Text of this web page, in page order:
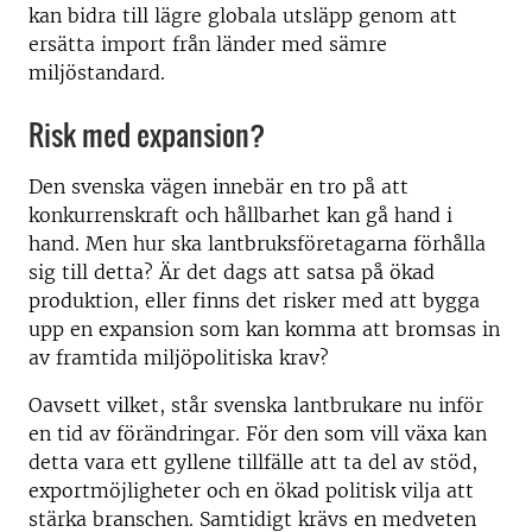
kan bidra till lägre globala utsläpp genom att
ersätta import från länder med sämre
miljöstandard.
Risk med expansion?
Den svenska vägen innebär en tro på att
konkurrenskraft och hållbarhet kan gå hand i
hand. Men hur ska lantbruksföretagarna förhålla
sig till detta? Är det dags att satsa på ökad
produktion, eller finns det risker med att bygga
upp en expansion som kan komma att bromsas in
av framtida miljöpolitiska krav?
Oavsett vilket, står svenska lantbrukare nu inför
en tid av förändringar. För den som vill växa kan
detta vara ett gyllene tillfälle att ta del av stöd,
exportmöjligheter och en ökad politisk vilja att
stärka branschen. Samtidigt krävs en medveten